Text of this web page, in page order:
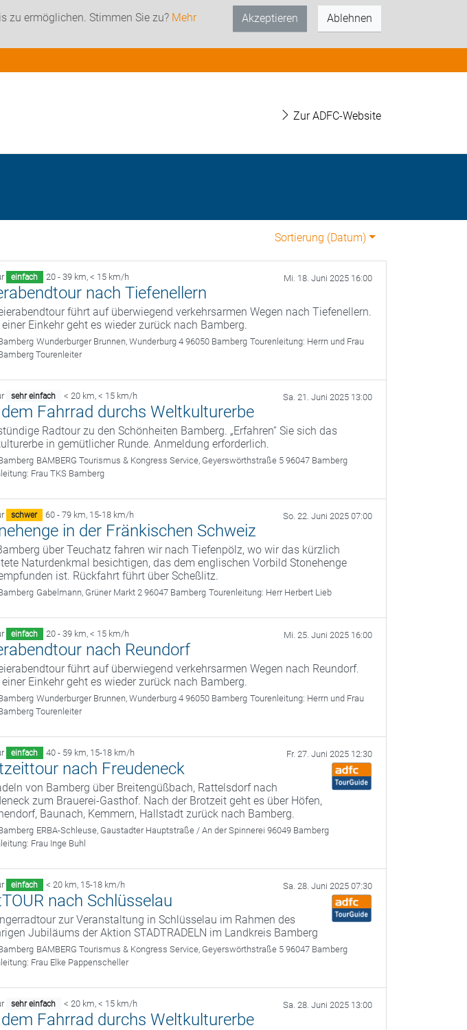
zu ermöglichen. Stimmen Sie zu? Mehr
Akzeptieren Ablehnen
Zur ADFC-Website
Sortierung (Datum)
einfach 20 - 39 km, < 15 km/h Mi. 18. Juni 2025 16:00
nach Tiefenellern
führt auf überwiegend verkehrsarmen Wegen nach Tiefenellern.
Einkehr geht es wieder zurück nach Bamberg.
Wunderburger Brunnen, Wunderburg 4 96050 Bamberg Tourenleitung: Herrn und Frau
Tourenleiter
sehr einfach < 20 km, < 15 km/h Sa. 21. Juni 2025 13:00
Fahrrad durchs Weltkulturerbe
Radtour zu den Schönheiten Bamberg. „Erfahren“ Sie sich das
in gemütlicher Runde. Anmeldung erforderlich.
BAMBERG Tourismus & Kongress Service, Geyerswörthstraße 5 96047 Bamberg
Frau TKS Bamberg
schwer 60 - 79 km, 15-18 km/h So. 22. Juni 2025 07:00
in der Fränkischen Schweiz
über Teuchatz fahren wir nach Tiefenpölz, wo wir das kürzlich
Naturdenkmal besichtigen, das dem englischen Vorbild Stonehenge
ist. Rückfahrt führt über Scheßlitz.
Gabelmann, Grüner Markt 2 96047 Bamberg Tourenleitung: Herr Herbert Lieb
einfach 20 - 39 km, < 15 km/h Mi. 25. Juni 2025 16:00
nach Reundorf
führt auf überwiegend verkehrsarmen Wegen nach Reundorf.
Einkehr geht es wieder zurück nach Bamberg.
Wunderburger Brunnen, Wunderburg 4 96050 Bamberg Tourenleitung: Herrn und Frau
Tourenleiter
einfach 40 - 59 km, 15-18 km/h Fr. 27. Juni 2025 12:30
nach Freudeneck
von Bamberg über Breitengüßbach, Rattelsdorf nach
zum Brauerei-Gasthof. Nach der Brotzeit geht es über Höfen,
Baunach, Kemmern, Hallstadt zurück nach Bamberg.
ERBA-Schleuse, Gaustadter Hauptstraße / An der Spinnerei 96049 Bamberg
Frau Inge Buhl
einfach < 20 km, 15-18 km/h Sa. 28. Juni 2025 07:30
nach Schlüsselau
zur Veranstaltung in Schlüsselau im Rahmen des
Jubiläums der Aktion STADTRADELN im Landkreis Bamberg
BAMBERG Tourismus & Kongress Service, Geyerswörthstraße 5 96047 Bamberg
Frau Elke Pappenscheller
sehr einfach < 20 km, < 15 km/h Sa. 28. Juni 2025 13:00
Fahrrad durchs Weltkulturerbe